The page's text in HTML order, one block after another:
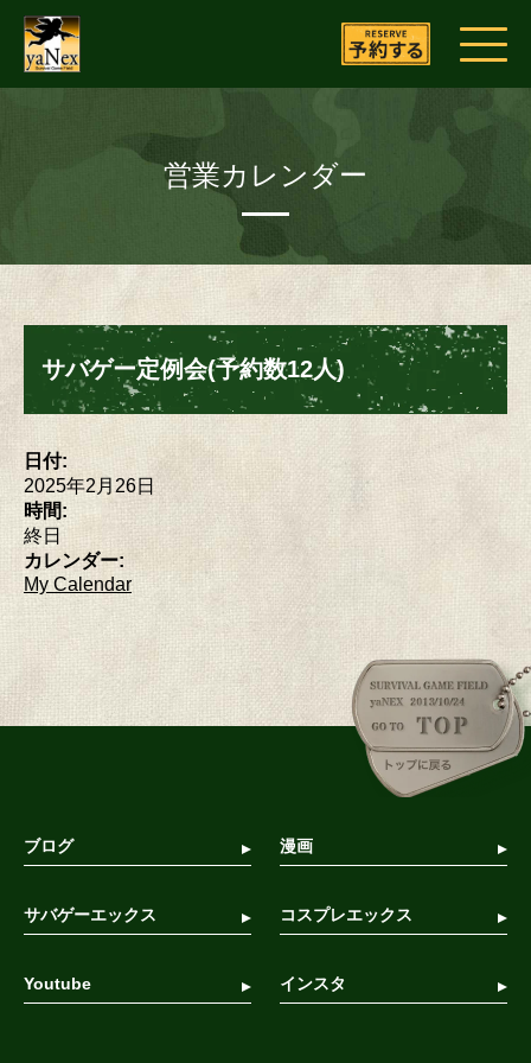
営業カレンダー
サバゲー定例会(予約数12人)
日付:
2025年2月26日
時間:
終日
カレンダー:
My Calendar
ブログ 漫画
サバゲーエックス コスプレエックス
Youtube インスタ